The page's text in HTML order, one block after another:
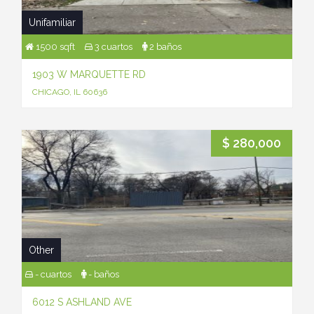
Unifamiliar
1500 sqft 3 cuartos 2 baños
1903 W MARQUETTE RD
CHICAGO, IL 60636
$ 280,000
Other
- cuartos - baños
6012 S ASHLAND AVE